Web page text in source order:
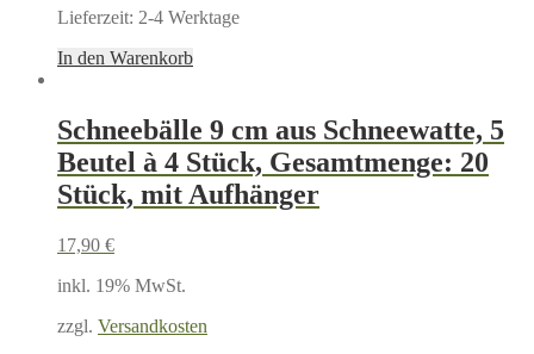
Lieferzeit: 2-4 Werktage
In den Warenkorb
Schneebälle 9 cm aus Schneewatte, 5
Beutel à 4 Stück, Gesamtmenge: 20
Stück, mit Aufhänger
17,90 €
inkl. 19% MwSt.
zzgl. Versandkosten